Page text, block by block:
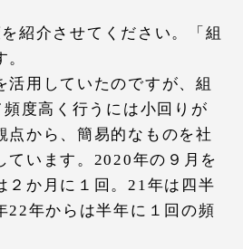
紹介させてください。「組
活用していたのですが、組
度高く行うには小回りが
点から、簡易的なものを社
ています。2020年の９月を
２か月に１回。21年は四半
22年からは半年に１回の頻